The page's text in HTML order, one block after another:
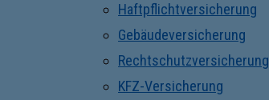
Haftpflichtversicherung
Gebäudeversicherung
Rechtschutzversicherung
KFZ-Versicherung